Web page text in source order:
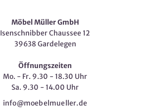
Möbel Müller GmbH
Isenschnibber Chaussee 12
39638 Gardelegen
Öffnungszeiten
Mo. - Fr. 9.30 - 18.30 Uhr
Sa. 9.30 - 14.00 Uhr
info@moebelmueller.de